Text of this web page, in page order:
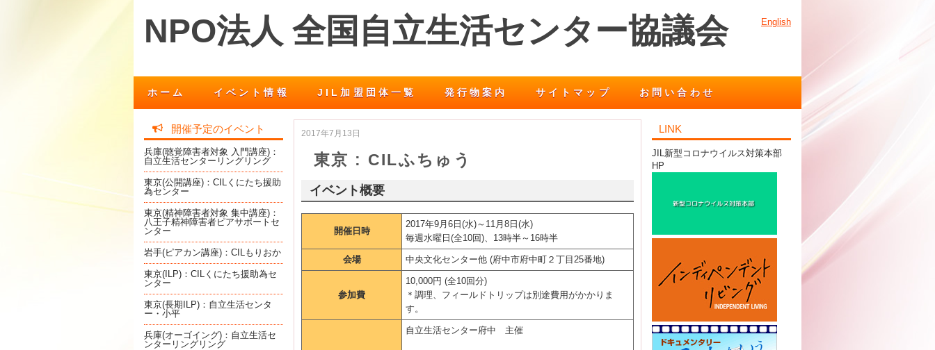
NPO法人 全国自立生活センター協議会 English
ホーム イベント情報 JIL加盟団体一覧 発行物案内 サイトマップ お問い合わせ
2017年7月13日
東京 : CILふちゅう
イベント概要
開催日時
2017年9月6日(水)～11月8日(水)
毎週水曜日(全10回)、13時半～16時半
会場 中央文化センター他 (府中市府中町２丁目25番地)
参加費
10,000円 (全10回分)
＊調理、フィールドトリップは別途費用がかかりま
す。
自立生活センター府中 主催
開催予定のイベント
兵庫(聴覚障害者対象 入門講座)：
自立生活センターリングリング
東京(公開講座)：CILくにたち援助
為センター
東京(精神障害者対象 集中講座)：
八王子精神障害者ピアサポートセ
ンター
岩手(ピアカン講座)：CILもりおか
東京(ILP)：CILくにたち援助為セ
ンター
東京(長期ILP)：自立生活センタ
ー・小平
兵庫(オーゴイング)：自立生活セ
ンターリングリング
LINK
JIL新型コロナウイルス対策本部
HP